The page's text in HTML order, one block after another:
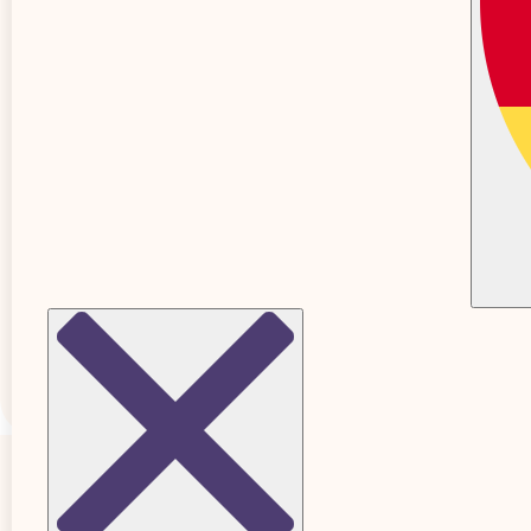
HTTPS://
Populära artiklar just nu
Se alla artiklar
ATT BLI GRAVID